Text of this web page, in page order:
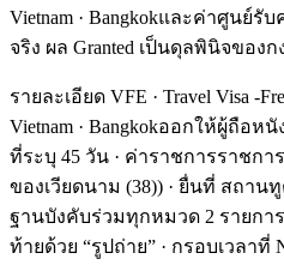
Vietnam · Bangkokและค่าศูนย์รั
จริง ผล Granted เป็นดุลพินิจของก
รายละเอียด VFE · Travel Visa -
Vietnam · Bangkokออกให้ผู้ถือห
ที่ระบุ 45 วัน · ค่าราชการราชก
ของเวียดนาม (38)) · ยื่นที่ สถานทู
ฐานบังคับร่วมทุกหมวด 2 รายกา
ท้ายด้วย “รูปถ่าย” · กรอบเวลาที่